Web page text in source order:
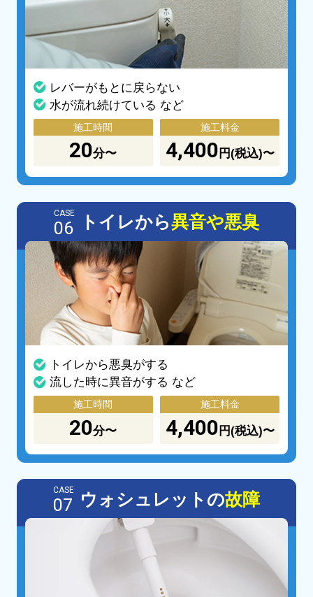
レバーがもとに戻らない
水が流れ続けている など
施工時間
20分〜
施工料金
4,400 円(税込)〜
CASE
06 トイレから異音や悪臭
トイレから悪臭がする
流した時に異音がする など
施工時間
20分〜
施工料金
4,400 円(税込)〜
CASE
07 ウォシュレットの故障